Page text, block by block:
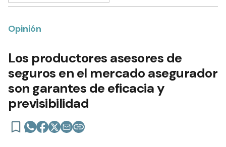
Opinión
Los productores asesores de
seguros en el mercado asegurador
son garantes de eficacia y
previsibilidad